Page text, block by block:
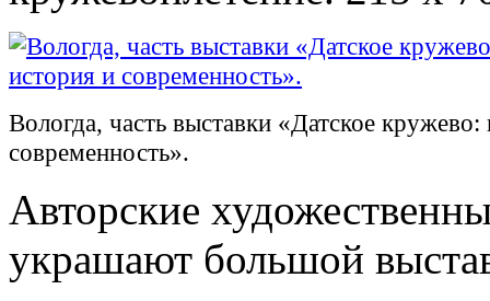
Вологда, часть выставки «Датское кружево:
современность».
Авторские
украшают большой